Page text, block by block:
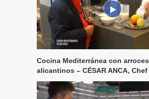
Cocina Mediterránea con arroces
alicantinos – CÉSAR ANCA, Chef